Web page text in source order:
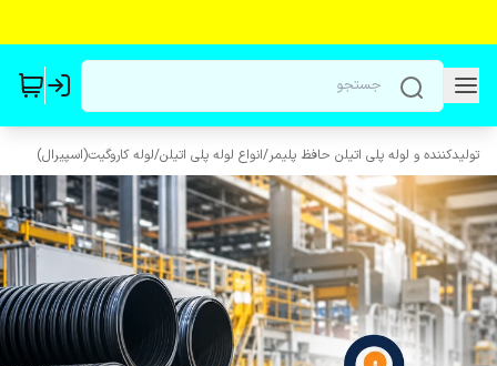
تولیدکننده و لوله پلی اتیلن حافظ پلیمر/انواع لوله پلی اتیلن/لوله کاروگیت(اسپیرال)